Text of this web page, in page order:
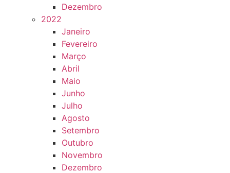
Dezembro
2022
Janeiro
Fevereiro
Março
Abril
Maio
Junho
Julho
Agosto
Setembro
Outubro
Novembro
Dezembro